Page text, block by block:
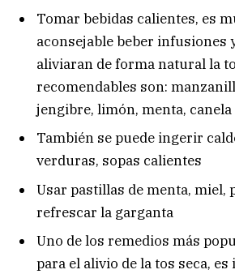
Tomar bebidas calientes, es
aconsejable beber infusiones
aliviaran de forma natural la
recomendables son:
jengibre, limón, menta, canela
También se puede ingerir
verduras, sopas calientes
Usar pastillas de menta, miel,
refrescar la garganta
Uno de los remedios más
para el alivio de la tos seca,